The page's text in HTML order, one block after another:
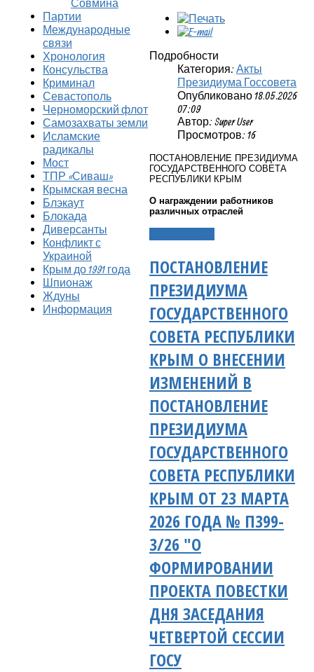
Подробности
Категория: Акты
Президиума Госсовета
Опубликовано 18.05.2026
07:09
Автор: Super User
Просмотров: 16
ПОСТАНОВЛЕНИЕ ПРЕЗИДИУМА
ГОСУДАРСТВЕННОГО СОВЕТА
РЕСПУБЛИКИ КРЫМ
О награждении работников
различных отраслей
ПОСТАНОВЛЕНИЕ
ПРЕЗИДИУМА
ГОСУДАРСТВЕННОГО
СОВЕТА РЕСПУБЛИКИ
КРЫМ О ВНЕСЕНИИ
ИЗМЕНЕНИЙ В
ПОСТАНОВЛЕНИЕ
ПРЕЗИДИУМА
ГОСУДАРСТВЕННОГО
СОВЕТА РЕСПУБЛИКИ
КРЫМ ОТ 23 МАРТА
2026 ГОДА № П399-
3/26 "О
ФОРМИРОВАНИИ
ПРОЕКТА ПОВЕСТКИ
ДНЯ ЗАСЕДАНИЯ
ЧЕТВЕРТОЙ СЕССИИ
ГОСУ
Совмина
Партии
Международные
связи
Хронология
Консульства
Криминал
Севастополь
Черноморский флот
Самозахваты земли
Исламские
радикалы
Мост
ТПР «Сиваш»
Крымская весна
Блэкаут
Блокада
Диверсанты
Конфликт с
Украиной
Крым до 1991 года
Шпионаж
Ждуны
Информация